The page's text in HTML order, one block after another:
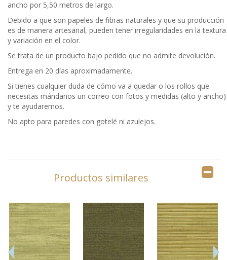
ancho por 5,50 metros de largo.
Debido a que son papeles de fibras naturales y que su producción
es de manera artesanal, pueden tener irregularidades en la textura
y variación en el color.
Se trata de un producto bajo pedido que no admite devolución.
Entrega en 20 días aproximadamente.
Si tienes cualquier duda de cómo va a quedar o los rollos que
necesitas mándanos un correo con fotos y medidas (alto y ancho)
y te ayudaremos.
No apto para paredes con gotelé ni azulejos.
Productos similares